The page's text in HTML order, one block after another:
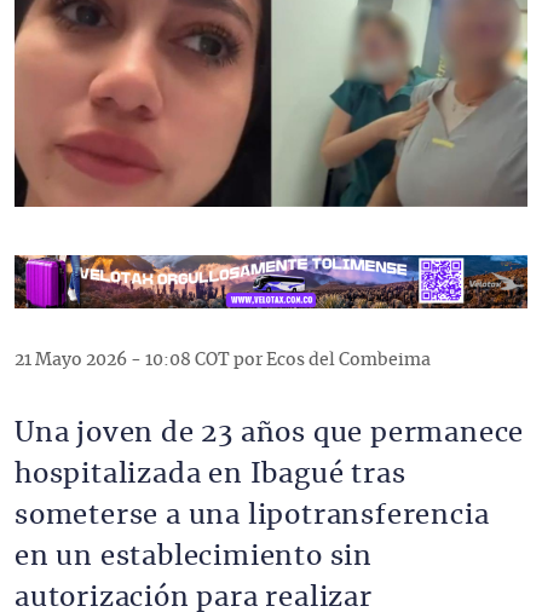
21 Mayo 2026 - 10:08 COT por Ecos del Combeima
Una joven de 23 años que permanece
hospitalizada en Ibagué tras
someterse a una lipotransferencia
en un establecimiento sin
autorización para realizar